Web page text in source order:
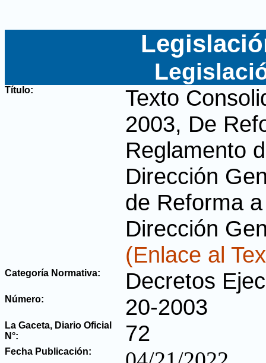
Título:
Texto
2003, De
Reglamento
Dirección
de Reforma
Dirección
(Enlace al
Categoría Normativa: Decretos
Número: 20-2003
La Gaceta, Diario Oficial
N°: 72
Fecha Publicación: